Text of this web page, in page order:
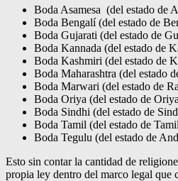
Boda Asamesa (del estado de
Boda Bengalí (del estado de
Boda Gujarati (del estado de
Boda Kannada (del estado de
Boda Kashmiri (del estado de
Boda Maharashtra (del estado
Boda Marwari (del estado de
Boda Oriya (del estado de
Boda Sindhi (del estado de
Boda Tamil (del estado de
Boda Tegulu (del estado de
Esto sin contar la cantidad de
propia ley dentro del marco legal que